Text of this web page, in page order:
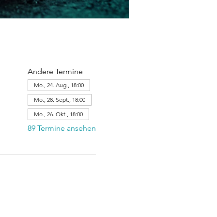
Andere Termine
Mo., 24. Aug., 18:00
Mo., 28. Sept., 18:00
Mo., 26. Okt., 18:00
89 Termine ansehen